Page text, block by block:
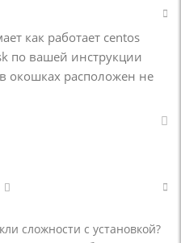
как работает centos
по вашей инструкции
окошках расположен не
сложности с установкой?